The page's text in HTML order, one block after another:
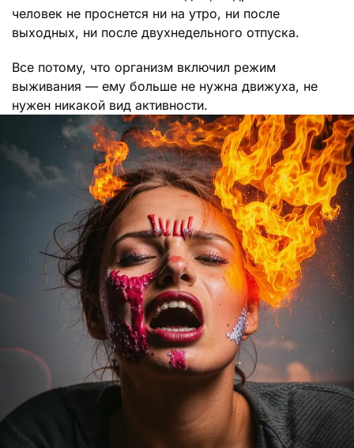
человек не проснется ни на утро, ни после
выходных, ни после двухнедельного отпуска.
Все потому, что организм включил режим
выживания — ему больше не нужна движуха, не
нужен никакой вид активности.